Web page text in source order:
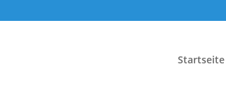
Startseite